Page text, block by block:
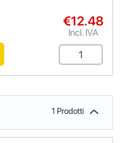
€12.48
Incl. IVA
1 Prodotti